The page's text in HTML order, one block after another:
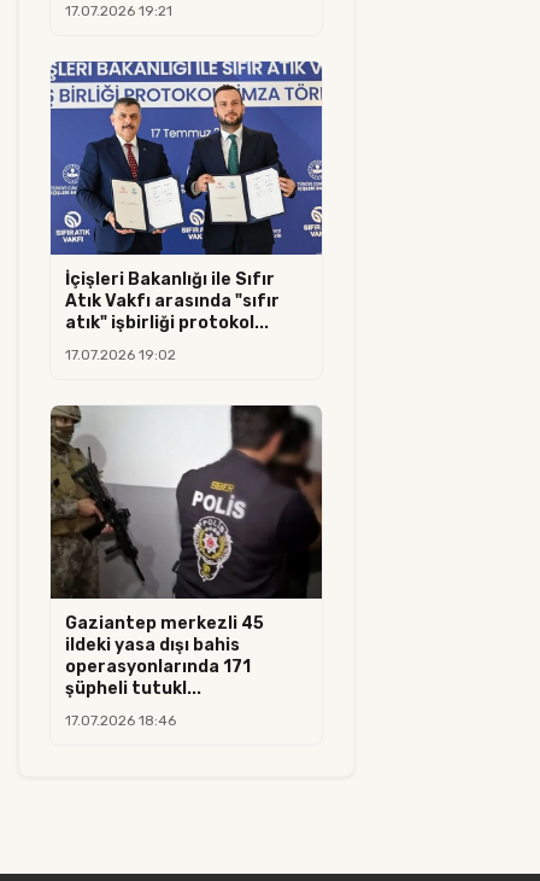
17.07.2026 19:21
İçişleri Bakanlığı ile Sıfır
Atık Vakfı arasında "sıfır
atık" işbirliği protokol...
17.07.2026 19:02
Gaziantep merkezli 45
ildeki yasa dışı bahis
operasyonlarında 171
şüpheli tutukl...
17.07.2026 18:46